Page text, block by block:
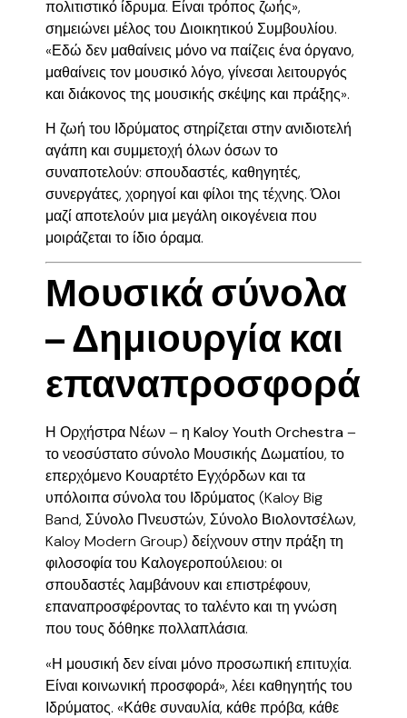
πολιτιστικό ίδρυμα. Είναι τρόπος ζωής»,
σημειώνει μέλος του Διοικητικού Συμβουλίου.
«Εδώ δεν μαθαίνεις μόνο να παίζεις ένα όργανο,
μαθαίνεις τον μουσικό λόγο, γίνεσαι λειτουργός
και διάκονος της μουσικής σκέψης και πράξης».
Η ζωή του Ιδρύματος στηρίζεται στηνανιδιοτελή
αγάπη και συμμετοχή όλωνόσων το
συναποτελούν: σπουδαστές, καθηγητές,
συνεργάτες, χορηγοί και φίλοι της τέχνης. Όλοι
μαζί αποτελούν μια μεγάλη οικογένεια που
μοιράζεται το ίδιο όραμα.
Μουσικά σύνολα
– Δημιουργία και
επαναπροσφορά
Η Ορχήστρα Νέων – η Kaloy Youth Orchestra–
το νεοσύστατο σύνολο Μουσικής Δωματίου, το
επερχόμενο Κουαρτέτο Εγχόρδων και τα
υπόλοιπα σύνολα του Ιδρύματος (Kaloy Big
Band, Σύνολο Πνευστών, Σύνολο Βιολοντσέλων,
Kaloy Modern Group) δείχνουν στην πράξη τη
φιλοσοφία του Καλογεροπούλειου: οι
σπουδαστές λαμβάνουν και επιστρέφουν,
επαναπροσφέροντας το ταλέντο και τη γνώση
που τους δόθηκε πολλαπλάσια.
«Η μουσική δεν είναι μόνο προσωπική επιτυχία.
Είναι κοινωνική προσφορά», λέει καθηγητής του
Ιδρύματος. «Κάθε συναυλία, κάθε πρόβα, κάθε